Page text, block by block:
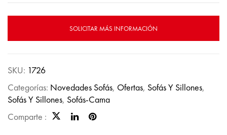
SOLICITAR MÁS INFORMACIÓN
SKU: 1726
Categorías: Novedades Sofás, Ofertas, Sofás Y Sillones,
Sofás Y Sillones, Sofás-Cama
Comparte :